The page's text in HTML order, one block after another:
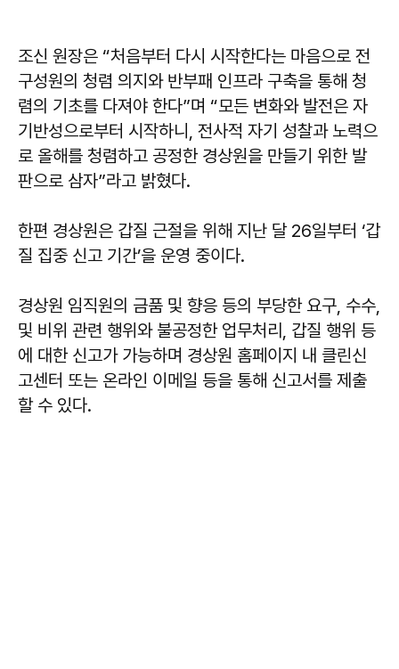
조신 원장은 “처음부터 다시 시작한다는 마음으로 전
구성원의 청렴 의지와 반부패 인프라 구축을 통해 청
렴의 기초를 다져야 한다”며 “모든 변화와 발전은 자
기반성으로부터 시작하니, 전사적 자기 성찰과 노력으
로 올해를 청렴하고 공정한 경상원을 만들기 위한 발
판으로 삼자”라고 밝혔다.
한편 경상원은 갑질 근절을 위해 지난 달 26일부터 ‘갑
질 집중 신고 기간’을 운영 중이다.
경상원 임직원의 금품 및 향응 등의 부당한 요구, 수수,
및 비위 관련 행위와 불공정한 업무처리, 갑질 행위 등
에 대한 신고가 가능하며 경상원 홈페이지 내 클린신
고센터 또는 온라인 이메일 등을 통해 신고서를 제출
할 수 있다.